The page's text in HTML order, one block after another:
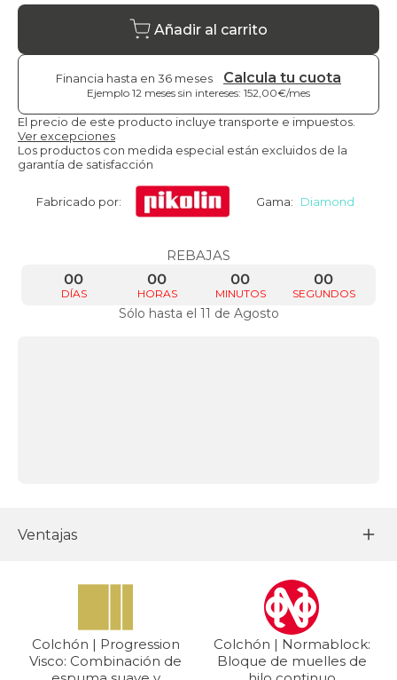
Añadir al carrito
Financia hasta en 36 meses Calcula tu cuota
Ejemplo 12 meses sin intereses: 152,00€/mes
El precio de este producto incluye transporte e impuestos.
Ver excepciones
Los productos con medida especial están excluidos de la
garantía de satisfacción
Fabricado por: Gama: Diamond
REBAJAS
DÍAS
00
HORAS
00
MINUTOS
00
SEGUNDOS
00
Sólo hasta el 11 de Agosto
Ventajas
Colchón | Progression
Visco: Combinación de
Colchón | Normablock:
Bloque de muelles de